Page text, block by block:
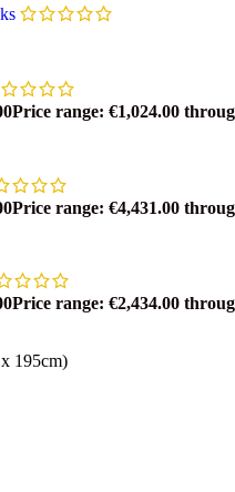
Price range: €1,024.00
Price range: €4,431.00
Price range: €2,434.00
195cm)